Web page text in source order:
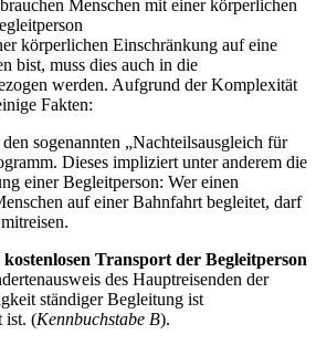
körperlichen Einschränkung auf eine
bist, muss dies auch in die
werden. Aufgrund der Komplexität
Fakten:
den sogenannten „Nachteilsausgleich für
Dieses impliziert unter anderem die
einer Begleitperson: Wer einen
auf einer Bahnfahrt begleitet, darf
Transport der Begleitperson
des Hauptreisenden der
ständiger Begleitung ist
ist. (Kennbuchstabe B).